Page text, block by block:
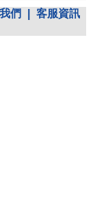
們
客服資訊